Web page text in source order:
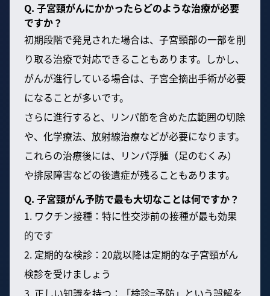
Q. 子宮頸がんにかかったらどのような治療が必要
ですか？
初期段階で発見された場合は、子宮頸部の一部を削
り取る治療で対応できることもあります。しかし、
がんが進行している場合は、子宮全摘出手術が必要
になることが多いです。
さらに進行すると、リンパ節を含めた広範囲の切除
や、化学療法、放射線治療などが必要になります。
これらの治療後には、リンパ浮腫（足のむくみ）
や排尿障害などの後遺症が残ることもあります。
Q. 子宮頸がん予防で最も大切なことは何ですか？
1. ワクチン接種：特に性交渉前の接種が最も効果
的です
2. 定期的な検診：20歳以降は定期的な子宮頸がん
検診を受けましょう